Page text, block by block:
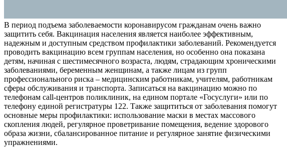
В период подъема заболеваемости коронавирусом гражданам очень важно
защитить себя. Вакцинация населения является наиболее эффективным,
надежным и доступным средством профилактики заболеваний. Рекомендуется
проводить вакцинацию всем группам населения, но особенно она показана
детям, начиная с шестимесячного возраста, людям, страдающим хроническими
заболеваниями, беременным женщинам, а также лицам из групп
профессионального риска – медицинским работникам, учителям, работникам
сферы обслуживания и транспорта. Записаться на вакцинацию можно по
телефонам call-центров поликлиник, на едином портале «Госуслуги» или по
телефону единой регистратуры 122. Также защититься от заболевания помогут
основные меры профилактики: использование маски в местах массового
скопления людей, регулярное проветривание помещения, ведение здорового
образа жизни, сбалансированное питание и регулярное занятие физическими
упражнениями.